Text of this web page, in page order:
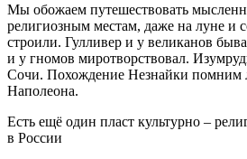
Мы обожаем путешествовать
религиозным местам, даже на луне и
строили. Гулливер и у великанов
и у гномов миротворствовал.
Сочи. Похождение Незнайки помним
Наполеона.
Есть ещё один пласт культурно –
в России